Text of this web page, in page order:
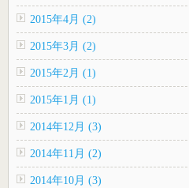
2015年4月 (2)
2015年3月 (2)
2015年2月 (1)
2015年1月 (1)
2014年12月 (3)
2014年11月 (2)
2014年10月 (3)